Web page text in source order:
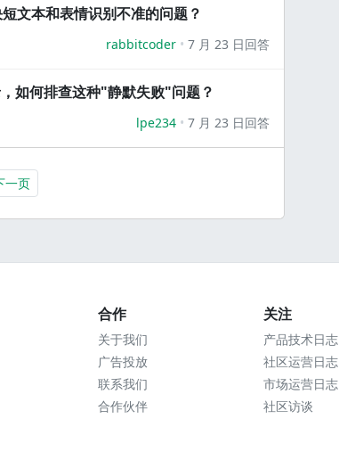
文本和表情识别不准的问题？
rabbitcoder 7 月 23 日回答
如何排查这种"静默失败"问题？
lpe234 7 月 23 日回答
一页
合作
关于我们
广告投放
联系我们
合作伙伴
关注
产品技术日志
社区运营日志
市场运营日志
社区访谈